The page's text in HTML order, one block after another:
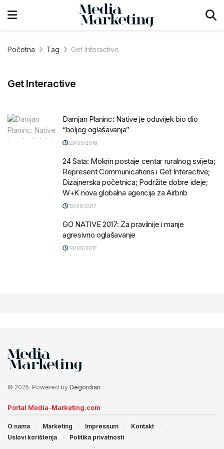
Početna Tag Get Interactive
Get Interactive
Damjan Planinc: Native je oduvijek bio dio
“boljeg oglašavanja”
23/05/2018
24 Sata: Mokrin postaje centar ruralnog svijeta;
Represent Communications i Get Interactive;
Dizajnerska početnica; Podržite dobre ideje;
W+K nova globalna agencija za Airbnb
13/09/2017
GO NATIVE 2017: Za pravilnije i manje
agresivno oglašavanje
14/06/2017
© 2025. Powered by Degordian
Portal Media-Marketing.com
O nama Marketing Impressum
Kontakt
Uslovi korištenja
Politika privatnosti